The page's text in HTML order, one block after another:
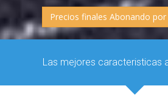
Precios finales Abonando
Las mejores caracteristicas